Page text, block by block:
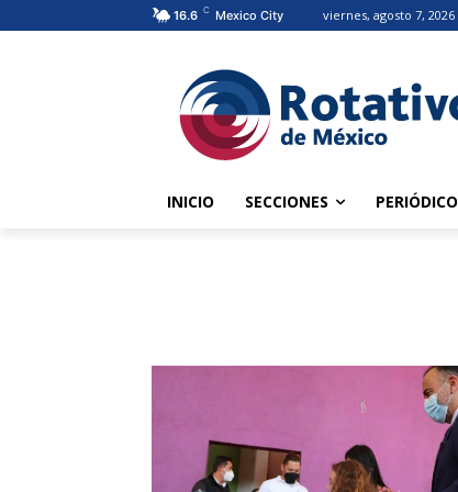
16.6 C Mexico City viernes, agosto 7, 2026
INICIO SECCIONES PERIÓDICO